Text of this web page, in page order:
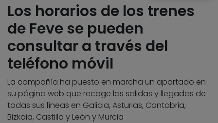
Los horarios de los trenes
de Feve se pueden
consultar a través del
teléfono móvil
La compañía ha puesto en marcha un apartado en
su página web que recoge las salidas y llegadas de
todas sus líneas en Galicia, Asturias, Cantabria,
Bizkaia, Castilla y León y Murcia